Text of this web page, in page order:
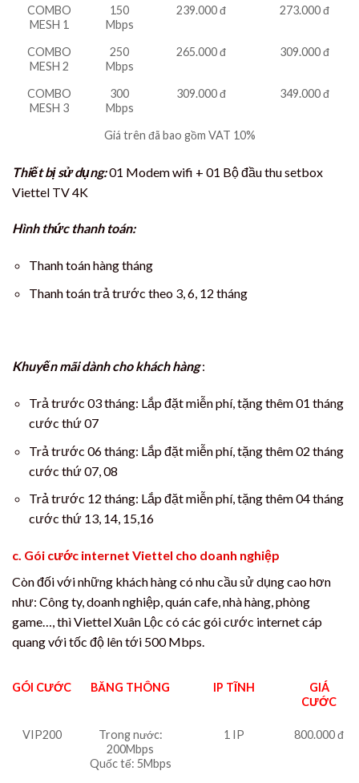
COMBO
MESH 1
150
Mbps
239.000 đ 273.000 đ
COMBO
MESH 2
250
Mbps
265.000 đ 309.000 đ
COMBO
MESH 3
300
Mbps
309.000 đ 349.000 đ
Giá trên đã bao gồm VAT 10%
Thiết bị sử dụng:01 Modem wifi + 01 Bộ đầu thu setbox
Viettel TV 4K
Hình thức thanh toán:
Thanh toán hàng tháng
Thanh toán trả trước theo 3, 6, 12 tháng
Khuyến mãi dành cho khách hàng:
Trả trước 03 tháng: Lắp đặt miễn phí, tặng thêm 01 tháng
cước thứ 07
Trả trước 06 tháng: Lắp đặt miễn phí, tặng thêm 02 tháng
cước thứ 07, 08
Trả trước 12 tháng: Lắp đặt miễn phí, tặng thêm 04 tháng
cước thứ 13, 14, 15,16
c. Gói cước internet Viettel cho doanh nghiệp
Còn đối với những khách hàng có nhu cầu sử dụng cao hơn
như: Công ty, doanh nghiệp, quán cafe, nhà hàng, phòng
game…, thì Viettel Xuân Lộc có các gói cước internet cáp
quang với tốc độ lên tới 500 Mbps.
GÓI CƯỚC BĂNG THÔNG IP TĨNH
GIÁ
CƯỚC
VIP200
Trong nước:
200Mbps
Quốc tế: 5Mbps
1 IP 800.000 đ